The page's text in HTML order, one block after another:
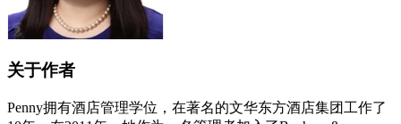
关于作者
Penny拥有酒店管理学位，在著名的文华东方酒店集团工作了